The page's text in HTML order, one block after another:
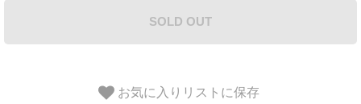
SOLD OUT
お気に入りリストに保存